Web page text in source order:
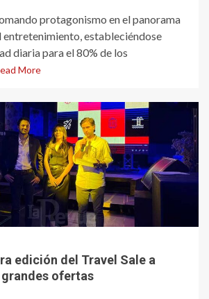
protagonismo en el panorama
entretenimiento, estableciéndose
diaria para el 80% de los
More
edición del Travel Sale a
ofertas